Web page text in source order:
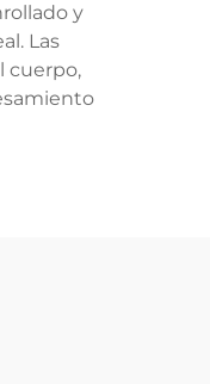
y
Las
cuerpo,